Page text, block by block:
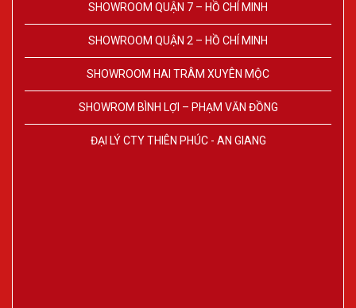
SHOWROOM QUẬN 7 – HỒ CHÍ MINH
SHOWROOM QUẬN 2 – HỒ CHÍ MINH
SHOWROOM HAI TRÂM XUYÊN MỘC
SHOWROM BÌNH LỢI – PHẠM VĂN ĐỒNG
ĐẠI LÝ CTY THIÊN PHÚC - AN GIANG